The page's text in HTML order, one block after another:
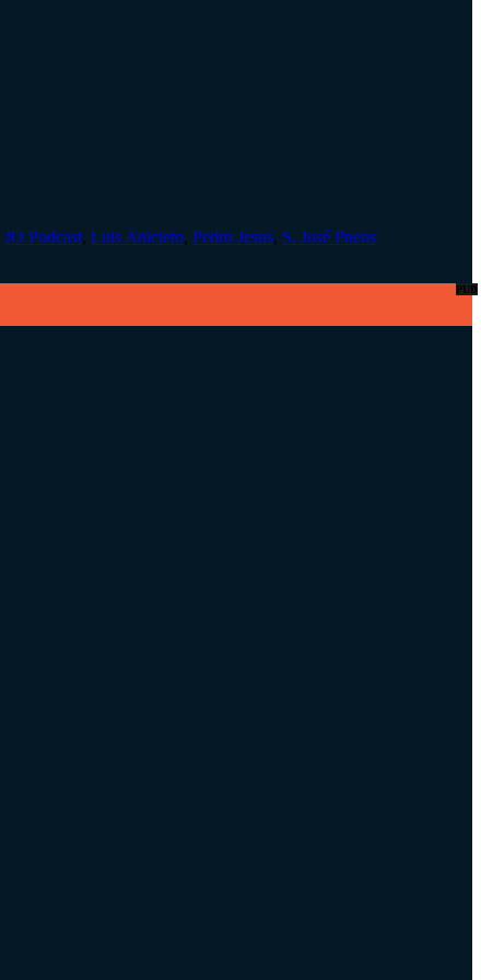
JO Podcast, Luis Anicieto, Pedro Jesus, S. José Pneus
PUB